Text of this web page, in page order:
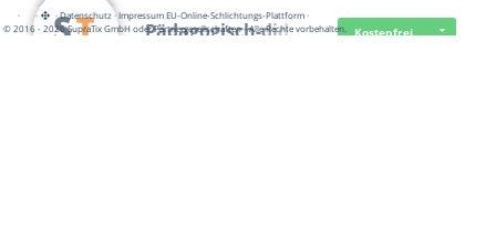
Pädagogisch-did… Kostenfrei
· · ·Datenschutz·Impressum EU-Online-Schlichtungs-Plattform·
© 2016 - 2026 SupraTix GmbH oder Partnergesellschaften - Alle Rechte vorbehalten.